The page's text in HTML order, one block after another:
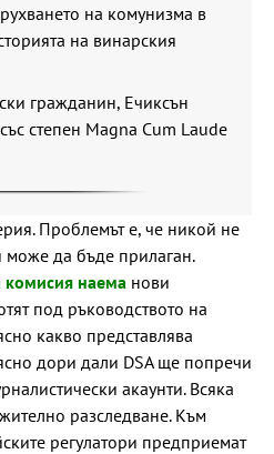
на комунизма в
на винарския
гражданин, Ечиксън
степен Magna Cum Laude
Проблемът е, че никой не
може да бъде прилаган.
комисия наема нови
под ръководството на
какво представлява
дори дали DSA ще попречи
акаунти. Всяка
разследване. Към
регулатори предприемат